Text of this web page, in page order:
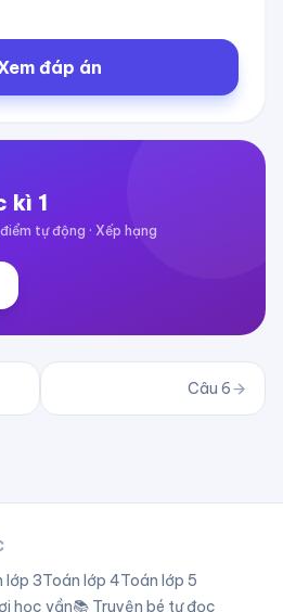
đáp án
kì 1
tự động · Xếp hạng
Câu 6
lớp 3Toán lớp 4Toán lớp 5
học vần📚 Truyện bé tự đọc